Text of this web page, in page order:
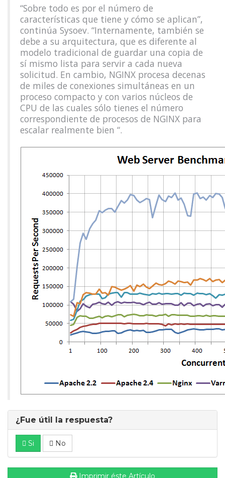
“Sobre todo es por el número de
características que tiene y cómo se aplican”,
continúa Sysoev. “Internamente, también se
debe a su arquitectura, que es diferente al
modelo tradicional de guardar una copia de
sí mismo lista para servir a cada nueva
solicitud. En cambio, NGINX procesa decenas
de miles de conexiones simultáneas en un
proceso compacto y con varios núcleos de
CPU de las cuales sólo tienes el número
correspondiente de procesos de NGINX para
escalar realmente bien “.
¿Fue útil la respuesta?
Si No
Imprimir éste Artículo